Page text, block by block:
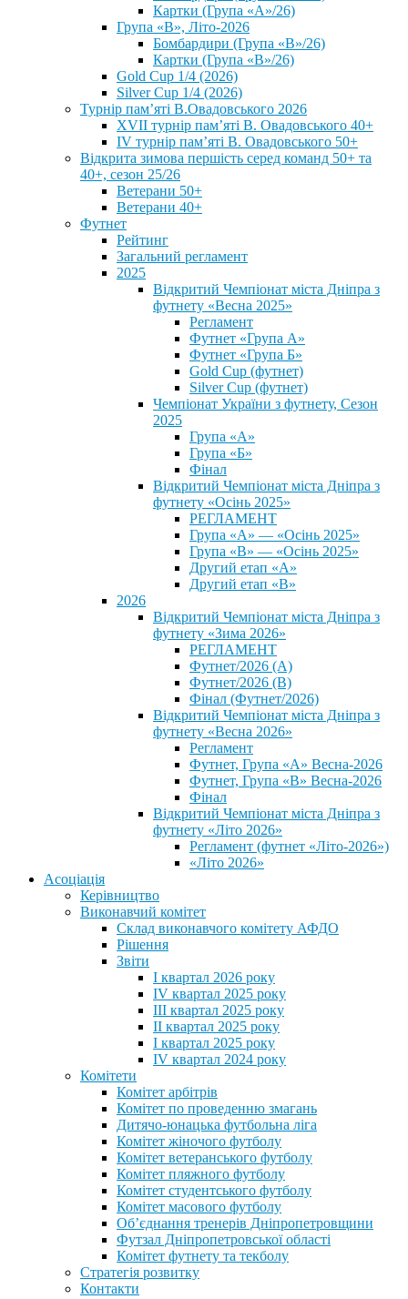
Картки (Група «А»/26)
Група «В», Літо-2026
Бомбардири (Група «В»/26)
Картки (Група «В»/26)
Gold Cup 1/4 (2026)
Silver Cup 1/4 (2026)
Турнір пам’яті В.Овадовського 2026
XVII турнір пам’яті В. Овадовського 40+
IV турнір пам’яті В. Овадовського 50+
Відкрита зимова першість серед команд 50+ та
40+, сезон 25/26
Ветерани 50+
Ветерани 40+
Футнет
Рейтинг
Загальний регламент
2025
Відкритий Чемпіонат міста Дніпра з
футнету «Весна 2025»
Регламент
Футнет «Група А»
Футнет «Група Б»
Gold Cup (футнет)
Silver Cup (футнет)
Чемпіонат України з футнету, Сезон
2025
Група «А»
Група «Б»
Фінал
Відкритий Чемпіонат міста Дніпра з
футнету «Осінь 2025»
РЕГЛАМЕНТ
Група «А» — «Осінь 2025»
Група «В» — «Осінь 2025»
Другий етап «А»
Другий етап «В»
2026
Відкритий Чемпіонат міста Дніпра з
футнету «Зима 2026»
РЕГЛАМЕНТ
Футнет/2026 (А)
Футнет/2026 (В)
Фінал (Футнет/2026)
Відкритий Чемпіонат міста Дніпра з
футнету «Весна 2026»
Регламент
Футнет, Група «А» Весна-2026
Футнет, Група «В» Весна-2026
Фінал
Відкритий Чемпіонат міста Дніпра з
футнету «Літо 2026»
Регламент (футнет «Літо-2026»)
«Літо 2026»
Асоціація
Керівництво
Виконавчий комітет
Склад виконавчого комітету АФДО
Рішення
Звіти
I квартал 2026 року
IV квартал 2025 року
III квартал 2025 року
II квартал 2025 року
I квартал 2025 року
IV квартал 2024 року
Комітети
Комітет арбітрів
Комітет по проведенню змагань
Дитячо-юнацька футбольна ліга
Комітет жіночого футболу
Комітет ветеранського футболу
Комітет пляжного футболу
Комітет студентського футболу
Комітет масового футболу
Обʼєднання тренерів Дніпропетровщини
Футзал Дніпропетровської області
Комітет футнету та текболу
Стратегія розвитку
Контакти